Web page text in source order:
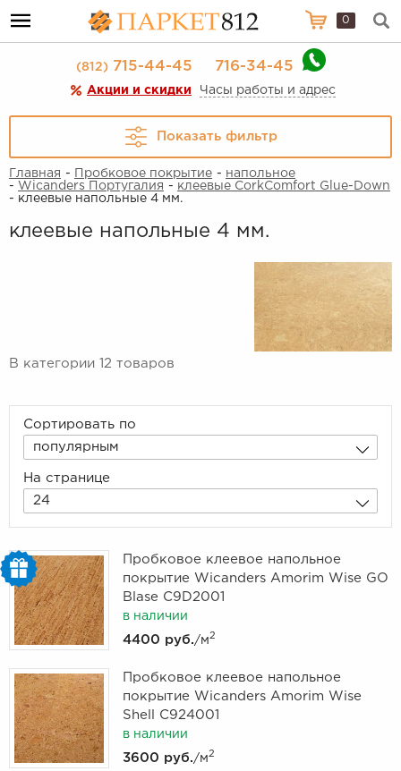
0
(812)715-44-45 716-34-45
Акции и скидки Часы работы и адрес
Показать фильтр
Главная - Пробковое покрытие - напольное
- Wicanders Португалия - клеевые CorkComfort Glue-Down
- клеевые напольные 4 мм.
клеевые напольные 4 мм.
В категории 12 товаров
Сортировать по
популярным
На странице
24
Пробковое клеевое напольное
покрытие Wicanders Amorim Wise GO
Blase C9D2001
в наличии
4400 руб./м2
Пробковое клеевое напольное
покрытие Wicanders Amorim Wise
Shell C924001
в наличии
3600 руб./м2